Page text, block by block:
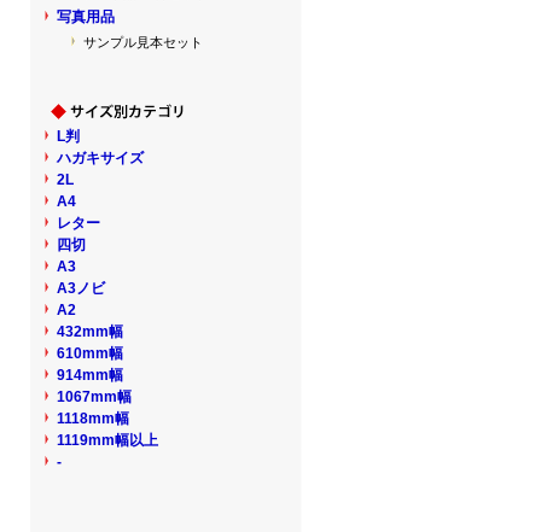
写真用品
サンプル見本セット
L判
ハガキサイズ
2L
A4
レター
四切
A3
A3ノビ
A2
432mm幅
610mm幅
914mm幅
1067mm幅
1118mm幅
1119mm幅以上
-